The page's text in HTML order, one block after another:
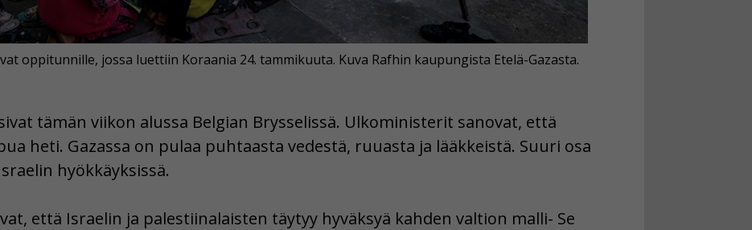
oppitunnille, jossa luettiin Koraania 24. tammikuuta. Kuva Rafhin kaupungista Etelä-Gazasta.
tämän viikon alussa Belgian Brysselissä. Ulkoministerit sanovat, että
heti. Gazassa on pulaa puhtaasta vedestä, ruuasta ja lääkkeistä. Suuri osa
hyökkäyksissä.
että Israelin ja palestiinalaisten täytyy hyväksyä kahden valtion malli- Se